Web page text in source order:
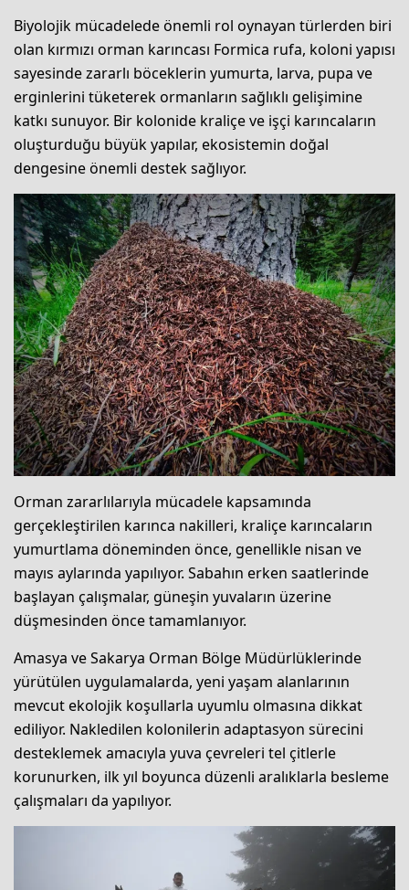
Biyolojik mücadelede önemli rol oynayan türlerden biri
olan kırmızı orman karıncası Formica rufa, koloni yapısı
sayesinde zararlı böceklerin yumurta, larva, pupa ve
erginlerini tüketerek ormanların sağlıklı gelişimine
katkı sunuyor. Bir kolonide kraliçe ve işçi karıncaların
oluşturduğu büyük yapılar, ekosistemin doğal
dengesine önemli destek sağlıyor.
Orman zararlılarıyla mücadele kapsamında
gerçekleştirilen karınca nakilleri, kraliçe karıncaların
yumurtlama döneminden önce, genellikle nisan ve
mayıs aylarında yapılıyor. Sabahın erken saatlerinde
başlayan çalışmalar, güneşin yuvaların üzerine
düşmesinden önce tamamlanıyor.
Amasya ve Sakarya Orman Bölge Müdürlüklerinde
yürütülen uygulamalarda, yeni yaşam alanlarının
mevcut ekolojik koşullarla uyumlu olmasına dikkat
ediliyor. Nakledilen kolonilerin adaptasyon sürecini
desteklemek amacıyla yuva çevreleri tel çitlerle
korunurken, ilk yıl boyunca düzenli aralıklarla besleme
çalışmaları da yapılıyor.